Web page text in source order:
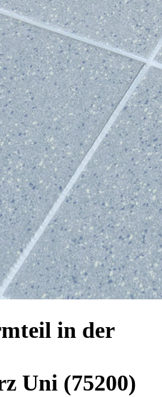
in der
Uni (75200)